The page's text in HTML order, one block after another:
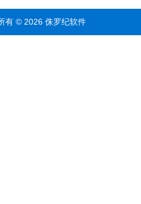
© 2026 侏罗纪软件